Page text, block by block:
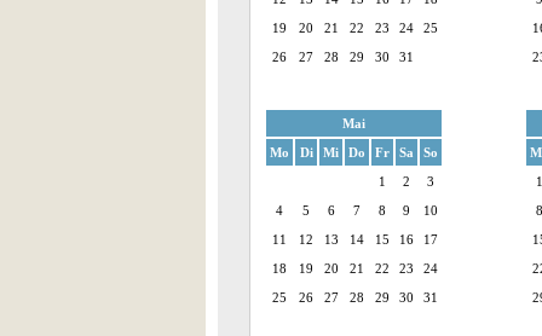
19
20 21 22 23 24
25
26
27 28 29 30 31
Mai
Mo
Di Mi Do Fr Sa
So
1
2
3
4
5 6 7 8 9
10
11
12 13 14 15 16
17
18
19 20 21 22 23
24
25
26 27 28 29 30 31
1
8